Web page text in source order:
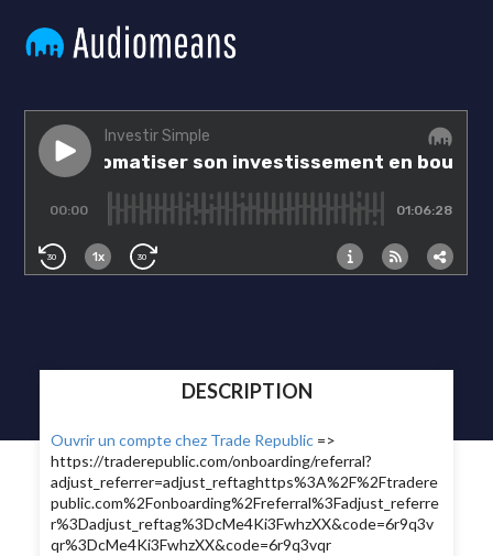
DESCRIPTION
Ouvrir un compte chez Trade Republic =>
https://traderepublic.com/onboarding/referral?
adjust_referrer=adjust_reftaghttps%3A%2F%2Ftradere
public.com%2Fonboarding%2Freferral%3Fadjust_referre
r%3Dadjust_reftag%3DcMe4Ki3FwhzXX&code=6r9q3v
qr%3DcMe4Ki3FwhzXX&code=6r9q3vqr